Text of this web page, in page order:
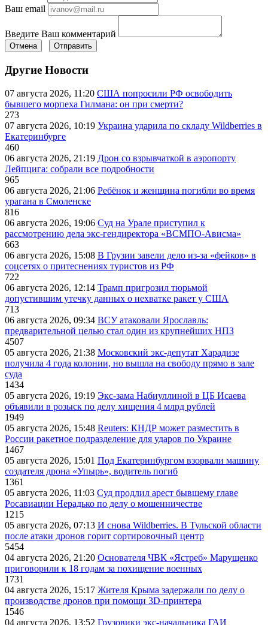
Ваш email
Введите Ваш комментарий
Отмена Отправить
Другие Новости
07 августа 2026, 11:20 США попросили РФ освободить
бывшего морпеха Гилмана: он при смерти?
273
07 августа 2026, 10:19 Украина ударила по складу Wildberries в
Екатеринбурге
460
06 августа 2026, 21:19 Дрон со взрывчаткой в аэропорту
Лейпцига: собрали все подробности
965
06 августа 2026, 21:06 Ребёнок и женщина погибли во время
урагана в Смоленске
816
06 августа 2026, 19:06 Суд на Урале приступил к
рассмотрению дела экс-гендиректора «ВСМПО-Ависма»
663
06 августа 2026, 15:08 В Грузии завели дело из-за «фейков» в
соцсетях о притеснениях туристов из РФ
722
06 августа 2026, 12:14 Трамп пригрозил тюрьмой
допустившим утечку данных о нехватке ракет у США
713
06 августа 2026, 09:34 ВСУ атаковали Ярославль:
предварительной целью стал один из крупнейших НПЗ
4507
05 августа 2026, 21:38 Московский экс-депутат Харадизе
получила 4 года колонии, но вышла на свободу прямо в зале
суда
1434
05 августа 2026, 19:19 Экс-зама Набиуллиной в ЦБ Исаева
объявили в розыск по делу хищения 4 млрд рублей
1949
05 августа 2026, 15:48 Reuters: КНДР может разместить в
России ракетное подразделение для ударов по Украине
1467
05 августа 2026, 15:01 Под Екатеринбургом взорвали машину
создателя дрона «Упырь», водитель погиб
1361
05 августа 2026, 11:03 Суд продлил арест бывшему главе
Росавиации Нерадько по делу о мошенничестве
1215
05 августа 2026, 07:13 И снова Wildberries. В Тульской области
после атаки дронов горит сортировочный центр
5454
04 августа 2026, 21:20 Основателя ЧВК «Ястреб» Марущенко
приговорили к 18 годам за похищение военных
1731
04 августа 2026, 15:17 Жителя Крыма задержали по делу о
производстве дронов при помощи 3D‑принтера
1546
04 августа 2026, 13:52 Грузовики экс-начальника ГАИ